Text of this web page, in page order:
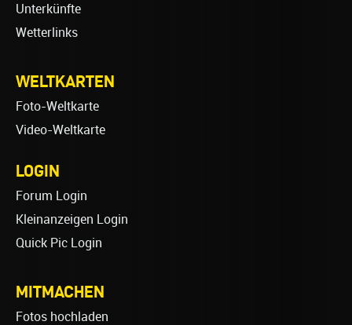
Unterkünfte
Wetterlinks
WELTKARTEN
Foto-Weltkarte
Video-Weltkarte
LOGIN
Forum Login
Kleinanzeigen Login
Quick Pic Login
MITMACHEN
Fotos hochladen